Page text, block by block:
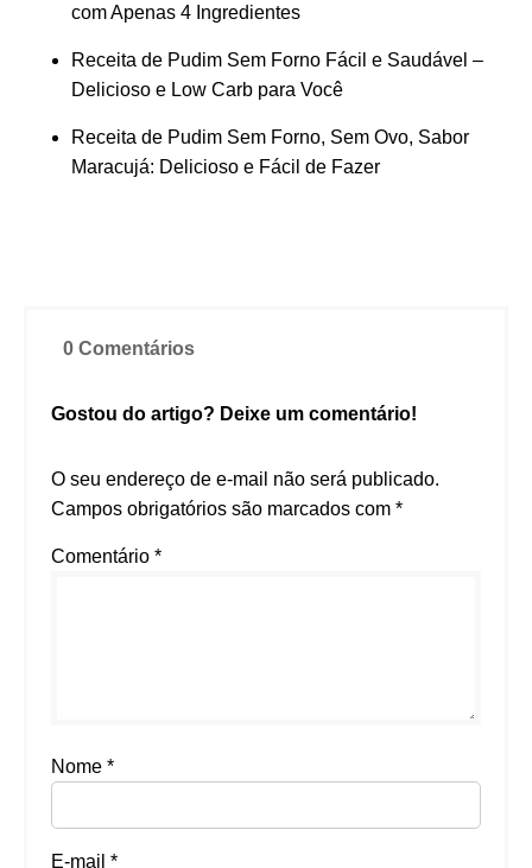
com Apenas 4 Ingredientes
Receita de Pudim Sem Forno Fácil e Saudável –
Delicioso e Low Carb para Você
Receita de Pudim Sem Forno, Sem Ovo, Sabor
Maracujá: Delicioso e Fácil de Fazer
0 Comentários
Gostou do artigo? Deixe um comentário!
O seu endereço de e-mail não será publicado.
Campos obrigatórios são marcados com *
Comentário *
Nome *
E-mail *